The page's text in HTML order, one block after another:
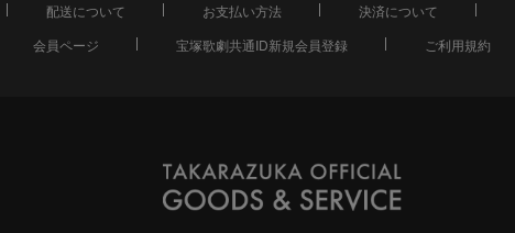
配送について お支払い方法 決済について
会員ページ 宝塚歌劇共通ID新規会員登録 ご利用規約